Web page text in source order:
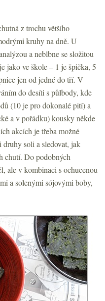
z trochu většího
kruhy na dně. U
a neblbne se složitou
jako ve škole – 1 je špička, 5
jen od jedné do tří. V
do desíti s půlbody, kde
(10 je pro dokonalé pití) a
a v pořádku) kousky někde
akcích je třeba možné
soli a sledovat, jak
chutí. Do podobných
ale v kombinaci s ochucenou
a solenými sójovými boby,